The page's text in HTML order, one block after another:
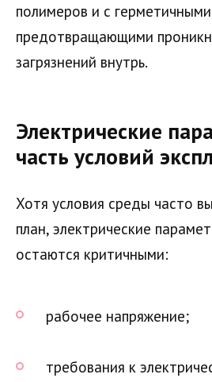
полимеров и с
предотвращающими
загрязнений внутрь.
Электрические
часть условий
Хотя условия среды часто
план, электрические
остаются критичными:
рабочее напряжение;
требования к